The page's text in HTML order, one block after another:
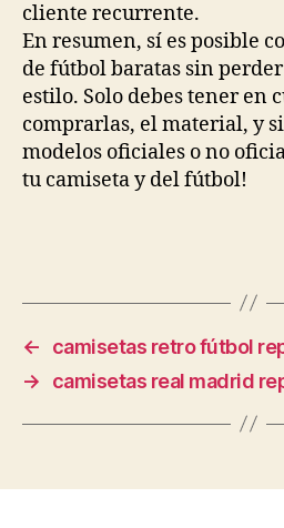
cliente recurrente.
En resumen, sí es posible
de fútbol baratas sin
estilo. Solo debes tener en
comprarlas, el material, y
modelos oficiales o no
tu camiseta y del fútbol!
←
camisetas retro fútbol
→
camisetas real madrid